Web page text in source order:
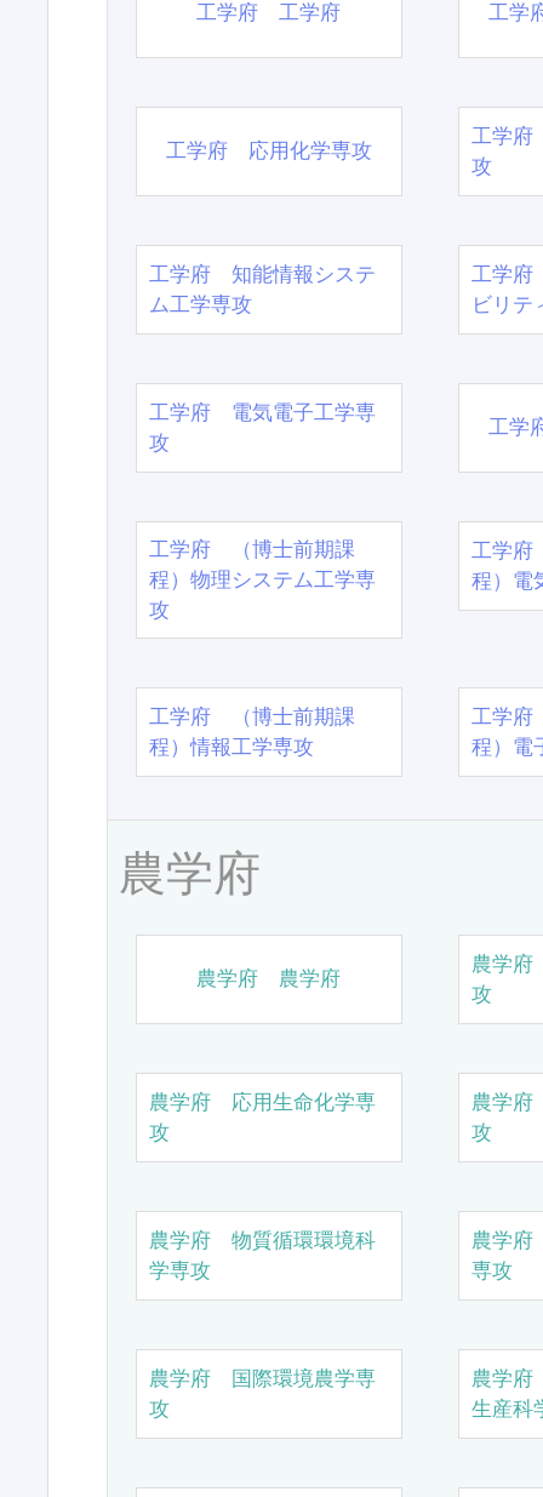
工学府 工学府 工学
工学府 応用化学専攻
工学府
攻
工学府 知能情報システ
ム工学専攻
工学府
ビリテ
工学府 電気電子工学専
攻
工学
工学府 （博士前期課
程）物理システム工学専
攻
工学
程）電
工学府 （博士前期課
程）情報工学専攻
工学
程）電
農学府
農学府 農学府
農学
攻
農学府 応用生命化学専
攻
農学
攻
農学府 物質循環環境科
学専攻
農学
専攻
農学府 国際環境農学専
攻
農学
生産科